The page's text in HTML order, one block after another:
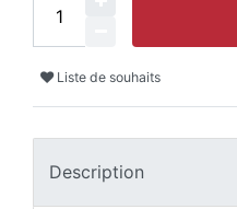
Liste de souhaits
Description